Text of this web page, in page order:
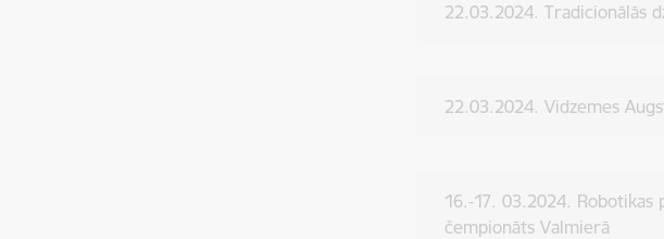
22.03.2024. Tradicionālās
22.03.2024. Vidzemes
16.-17. 03.2024. Robotikas
čempionāts Valmierā